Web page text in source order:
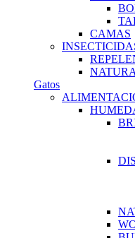
CAMAS
Gatos